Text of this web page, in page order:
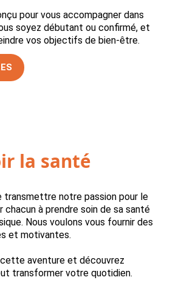
pour vous accompagner dans
soyez débutant ou confirmé, et
vos objectifs de bien-être.
la santé
notre passion pour le
chacun à prendre soin de sa santé
Nous voulons vous fournir des
et motivantes.
cette aventure et découvrez
transformer votre quotidien.